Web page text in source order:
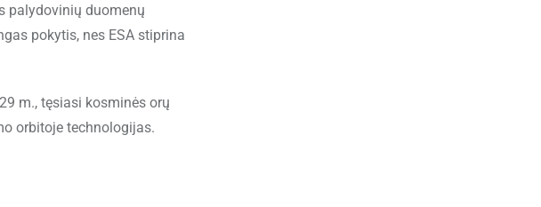
palydovinių duomenų
pokytis, nes ESA stiprina
m., tęsiasi kosminės orų
orbitoje technologijas.